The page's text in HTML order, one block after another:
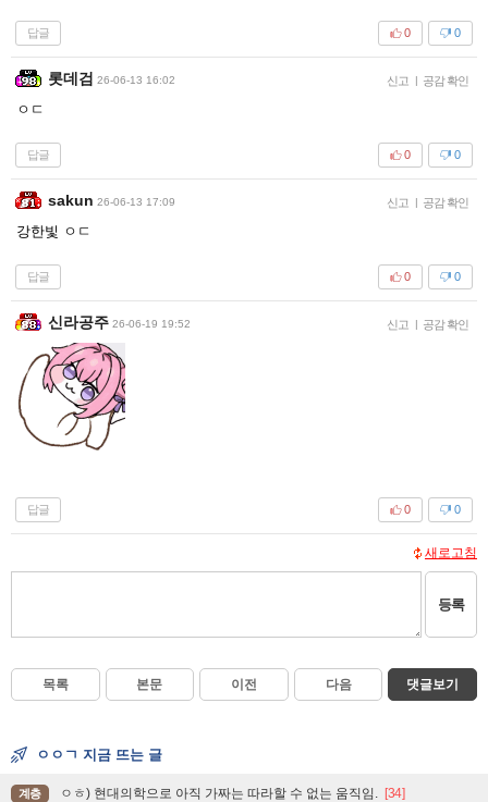
답글 0
0
롯데검 26-06-13 16:02 신고 | 공감 확인
ㅇㄷ
답글 0
0
sakun 26-06-13 17:09 신고 | 공감 확인
강한빛 ㅇㄷ
답글 0
0
신라공주 26-06-19 19:52 신고 | 공감 확인
답글 0
0
새로고침
등록
목록 본문 이전 다음 댓글보기
ㅇㅇㄱ 지금 뜨는 글
계층 ㅇㅎ) 현대의학으로 아직 가짜는 따라할 수 없는 움직임. [34]